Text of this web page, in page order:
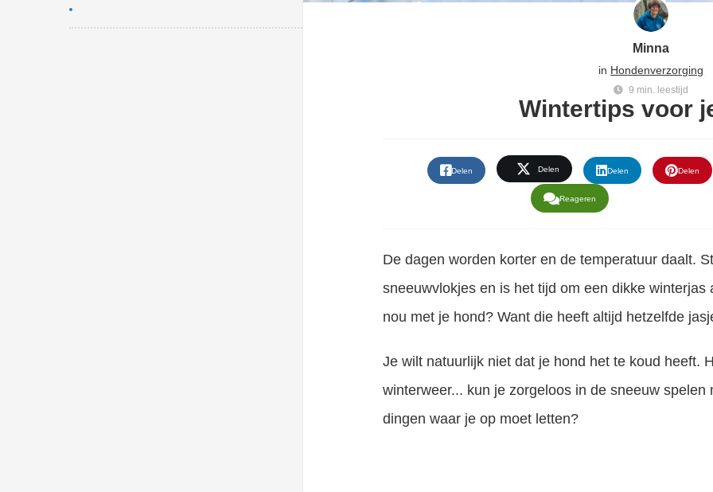
Minna
in Hondenverzorging
9 min. leestijd
Wintertips voor
Delen Delen Delen Delen
Reageren
De dagen worden korter en de temperatuur daalt.
sneeuwvlokjes en is het tijd om een dikke
nou met je hond? Want die heeft altijd hetzelfde
Je wilt natuurlijk niet dat je hond het te koud heeft.
winterweer... kun je zorgeloos in de sneeuw spelen
dingen waar je op moet letten?